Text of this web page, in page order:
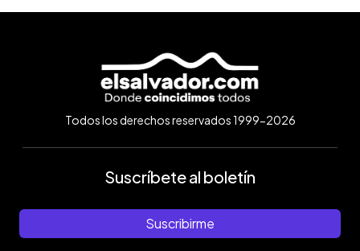
Todos los derechos reservados 1999-2026
Suscríbete al boletín
Suscribirme